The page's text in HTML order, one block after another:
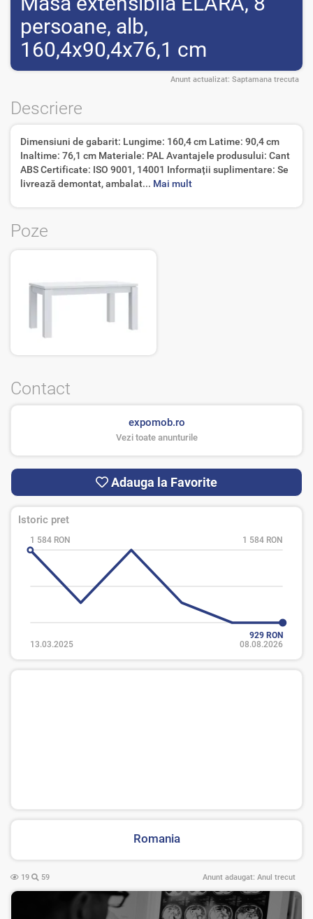
persoane, alb,
160,4x90,4x76,1 cm
Anunt actualizat: Saptamana trecuta
Descriere
Dimensiuni de gabarit: Lungime: 160,4 cm Latime: 90,4 cm
Inaltime: 76,1 cm Materiale: PAL Avantajele produsului: Cant
ABS Certificate: ISO 9001, 14001 Informații suplimentare: Se
livrează demontat, ambalat... Mai mult
Poze
Contact
expomob.ro
Vezi toate anunturile
Adauga la Favorite
Istoric pret
1 584 RON 1 584 RON
929 RON
13.03.2025
08.08.2026
Romania
19 59 Anunt adaugat: Anul trecut